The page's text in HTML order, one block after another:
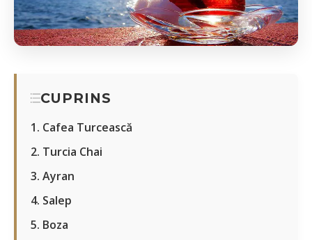
CUPRINS
1. Cafea Turcească
2. Turcia Chai
3. Ayran
4. Salep
5. Boza